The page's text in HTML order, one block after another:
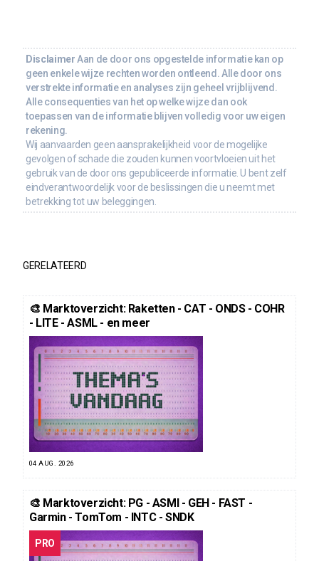
Disclaimer Aan de door ons opgestelde informatie kan op
geen enkele wijze rechten worden ontleend. Alle door ons
verstrekte informatie en analyses zijn geheel vrijblijvend.
Alle consequenties van het op welke wijze dan ook
toepassen van de informatie blijven volledig voor uw eigen
rekening.
Wij aanvaarden geen aansprakelijkheid voor de mogelijke
gevolgen of schade die zouden kunnen voortvloeien uit het
gebruik van de door ons gepubliceerde informatie. U bent zelf
eindverantwoordelijk voor de beslissingen die u neemt met
betrekking tot uw beleggingen.
GERELATEERD
🎨 Marktoverzicht: Raketten - CAT - ONDS - COHR
- LITE - ASML - en meer
04 AUG. 2026
🎨 Marktoverzicht: PG - ASMI - GEH - FAST -
Garmin - TomTom - INTC - SNDK
PRO